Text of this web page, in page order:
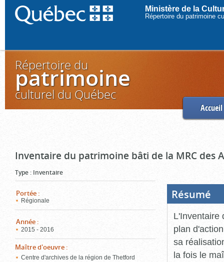
Ministère de la
Répertoire du patrimoine
Répertoire du
patrimoine
culturel du Québec
Accueil
Inventaire du patrimoine bâti de la MRC des
Type : Inventaire
Portée :
Régionale
Année :
2015 - 2016
Maître d'oeuvre :
Centre d'archives de la région de Thetford
Résumé
L'Inventaire
plan
sa
la fois le